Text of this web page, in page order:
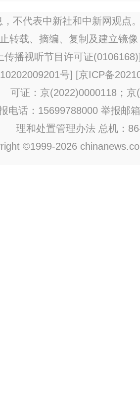
不代表中新社和中新网观点
转载、摘编、复制及建立镜
传播视听节目许可证(0106168)
号] [京ICP备
可证：京(2022)0000118；京
电话：15699788000 举报邮
理和处置管理办法 总机：
©1999-2026